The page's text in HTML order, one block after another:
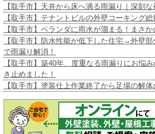
【取手市】天井から床へ滴る雨漏り｜深刻
【取手市】テナントビルの外壁コーキング
【取手市】ベランダに雨水が溜まる！まさ
【取手市】防水性能が低下した住宅→外壁
で雨漏り解消！
【取手市】築40年、度重なる雨漏りにお悩
き止めました！
【取手市】塗装仕上作業終了から足場の解